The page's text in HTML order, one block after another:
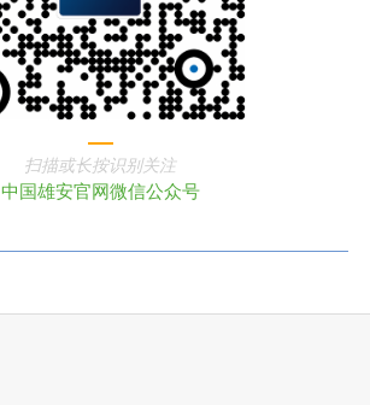
扫描或长按识别关注
中国雄安官网微信公众号